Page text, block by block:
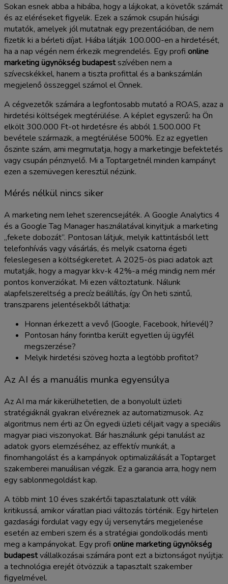
Sokan esnek abba a hibába, hogy a lájkokat, a követők számát
és az eléréseket figyelik. Ezek a számok csupán hiúsági
mutatók, amelyek jól mutatnak egy prezentációban, de nem
fizetik ki a bérleti díjat. Hiába látják 100.000-en a hirdetését,
ha a nap végén nem érkezik megrendelés. Egy profi online
marketing ügynökség budapestszívében nem a
szívecskékkel, hanem a tiszta profittal és a bankszámlán
megjelenő összeggel számol el Önnek.
A cégvezetők számára a legfontosabb mutató a ROAS, azaz a
hirdetési költségek megtérülése. A képlet egyszerű: ha Ön
elkölt 300.000 Ft-ot hirdetésre és abból 1.500.000 Ft
bevétele származik, a megtérülése 500%. Ez az egyetlen
őszinte szám, ami megmutatja, hogy a marketingje befektetés
vagy csupán pénznyelő. Mi a Toptargetnél minden kampányt
ezen a szemüvegen keresztül nézünk.
Mérés nélkül nincs siker
A marketing nem lehet szerencsejáték. A Google Analytics 4
és a Google Tag Manager használatával kinyitjuk a marketing
„fekete dobozát”. Pontosan látjuk, melyik kattintásból lett
telefonhívás vagy vásárlás, és melyik csatorna égeti
feleslegesen a költségkeretet. A 2025-ös piaci adatok azt
mutatják, hogy a magyar kkv-k 42%-a még mindig nem mér
pontos konverziókat. Mi ezen változtatunk. Nálunk
alapfelszereltség a precíz beállítás, így Ön heti szintű,
transzparens jelentésekből láthatja:
Honnan érkezett a vevő (Google, Facebook, hírlevél)?
Pontosan hány forintba került egyetlen új ügyfél
megszerzése?
Melyik hirdetési szöveg hozta a legtöbb profitot?
Az AI és a manuális munka egyensúlya
Az AI ma már kikerülhetetlen, de a bonyolult üzleti
stratégiáknál gyakran elvéreznek az automatizmusok. Az
algoritmus nem érti az Ön egyedi üzleti céljait vagy a speciális
magyar piaci viszonyokat. Bár használunk gépi tanulást az
adatok gyors elemzéséhez, az effektív munkát, a
finomhangolást és a kampányok optimalizálását a Toptarget
szakemberei manuálisan végzik. Ez a garancia arra, hogy nem
egy sablonmegoldást kap.
A több mint 10 éves szakértői tapasztalatunk ott válik
kritikussá, amikor váratlan piaci változás történik. Egy hirtelen
gazdasági fordulat vagy egy új versenytárs megjelenése
esetén az emberi szem és a stratégiai gondolkodás menti
meg a kampányokat. Egy profi online marketing ügynökség
budapestvállalkozásai számára pont ezt a biztonságot nyújtja:
a technológia erejét ötvözzük a tapasztalt szakember
figyelmével.